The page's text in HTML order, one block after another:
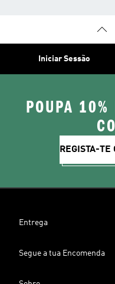
Iniciar Sessão
POUPA
REGISTA-TE
Entrega
Segue a tua Encomenda